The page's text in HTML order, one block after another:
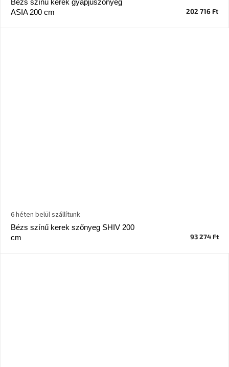
Bézs színű kerek gyapjúszőnyeg
ASIA 200 cm
202 716 Ft
Bézs színű kerek szőnyeg SHIV 200
cm
6 héten belül szállítunk
93 274 Ft